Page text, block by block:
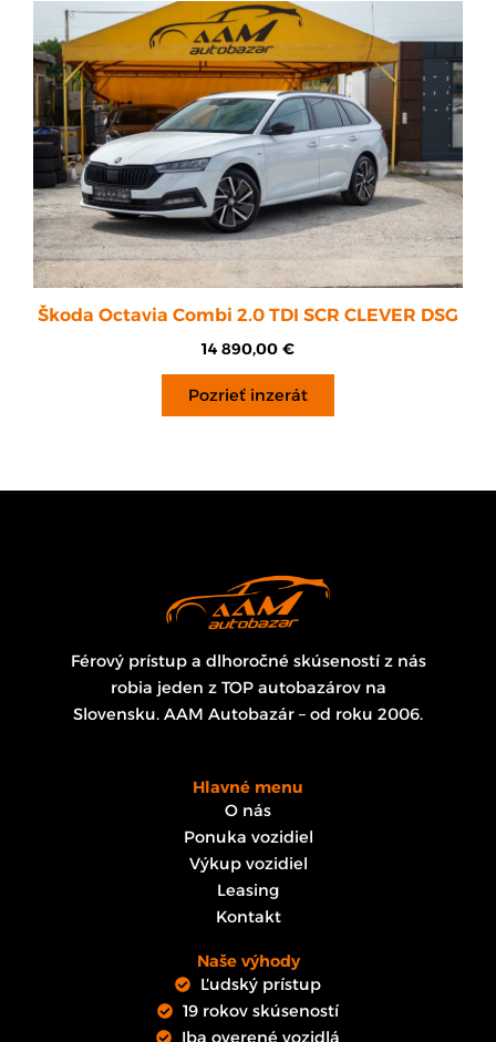
Škoda Octavia Combi 2.0 TDI SCR CLEVER DSG
14 890,00 €
Pozrieť inzerát
Férový prístup a dlhoročné skúseností z nás
robia jeden z TOP autobazárov na
Slovensku. AAM Autobazár – od roku 2006.
Hlavné menu
O nás
Ponuka vozidiel
Výkup vozidiel
Leasing
Kontakt
Naše výhody
Ľudský prístup
19 rokov skúseností
Iba overené vozidlá